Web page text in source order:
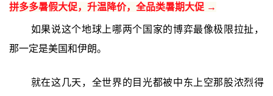
拼多多暑假大促，升温降价，全品类暑期大促 →
如果说这个地球上哪两个国家的博弈最像极限拉扯，
那一定是美国和伊朗。
就在这几天，全世界的目光都被中东上空那股浓烈得